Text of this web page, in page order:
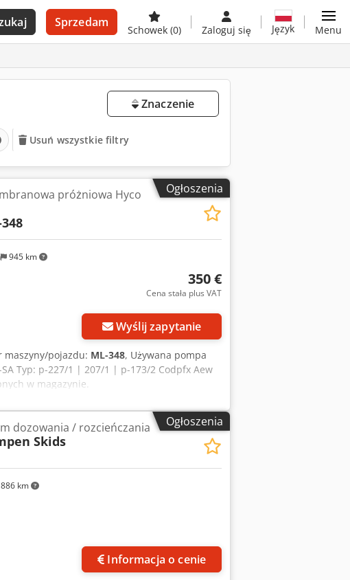
Sprzedam
Schowek (0) Zaloguj się Język Menu
Znaczenie
Usuń wszystkie filtry
Ogłoszenia
945 km
próżniowa Hyco
350 €
Cena stała plus VAT
Wyślij zapytanie
maszyny/pojazdu: ML-348, Używana pompa
Typ: p-227/1 | 207/1 | p-173/2 Codpfx Aew
w magazynie.
Ogłoszenia
km
dozowania / rozcieńczania
Skids
Informacja o cenie